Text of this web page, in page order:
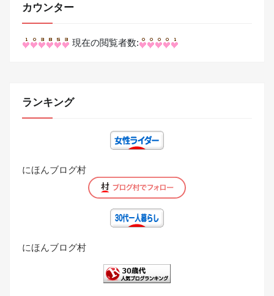
カウンター
現在の閲覧者数:
ランキング
にほんブログ村
にほんブログ村